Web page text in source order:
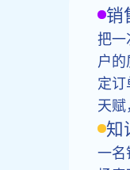
销
把一
户
定
天赋
知
一